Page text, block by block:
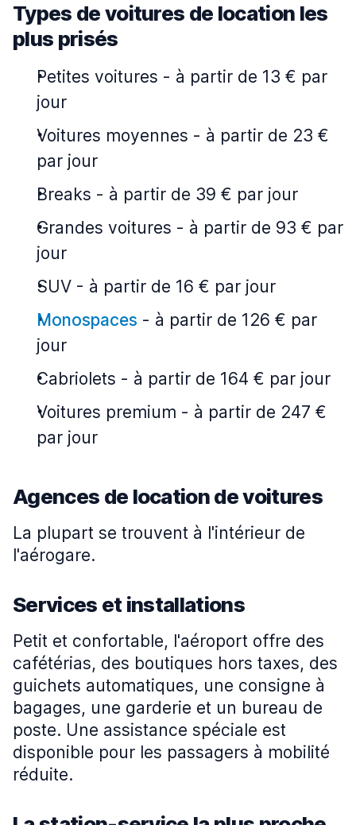
Types de voitures de location les
plus prisés
Petites voitures - à partir de 13 € par
jour
Voitures moyennes - à partir de 23 €
par jour
Breaks - à partir de 39 € par jour
Grandes voitures - à partir de 93 € par
jour
SUV - à partir de 16 € par jour
Monospaces - à partir de 126 € par
jour
Cabriolets - à partir de 164 € par jour
Voitures premium - à partir de 247 €
par jour
Agences de location de voitures
La plupart se trouvent à l'intérieur de
l'aérogare.
Services et installations
Petit et confortable, l'aéroport offre des
cafétérias, des boutiques hors taxes, des
guichets automatiques, une consigne à
bagages, une garderie et un bureau de
poste. Une assistance spéciale est
disponible pour les passagers à mobilité
réduite.